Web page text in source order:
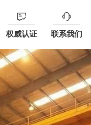
权威认证 联系我们